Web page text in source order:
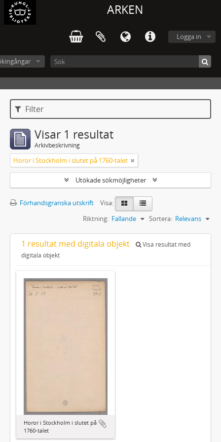
ARKEN
Logga in
Filter
Visar 1 resultat
Arkivbeskrivning
Horor i Stockholm i slutet på 1760-talet
Utökade sökmöjligheter
Förhandsgranska utskrift
Visa:
Sortera: Relevans
Riktning: Fallande
1 resultat med digitala objekt
Visa resultat med
digitala objekt
Horor i Stockholm i slutet på
1760-talet